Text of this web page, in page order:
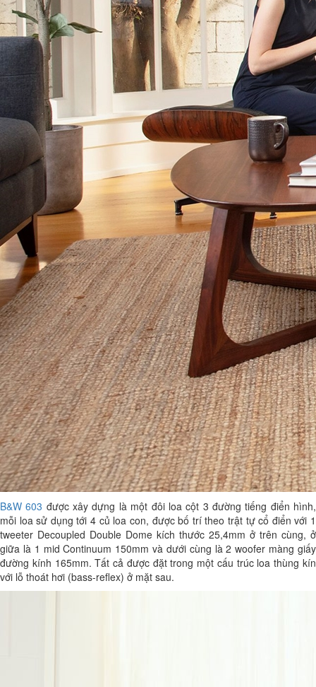
B&W 603 được xây dựng là một đôi loa cột 3 đường tiếng điển hình,
mỗi loa sử dụng tới 4 củ loa con, được bố trí theo trật tự cổ điển với 1
tweeter Decoupled Double Dome kích thước 25,4mm ở trên cùng, ở
giữa là 1 mid Continuum 150mm và dưới cùng là 2 woofer màng giấy
đường kính 165mm. Tất cả được đặt trong một cấu trúc loa thùng kín
với lỗ thoát hơi (bass-reflex) ở mặt sau.